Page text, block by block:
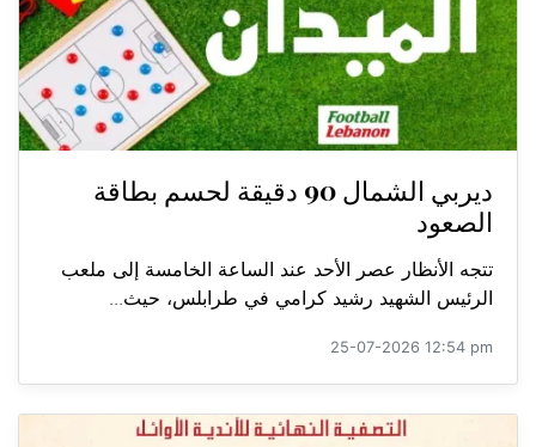
ديربي الشمال 90 دقيقة لحسم بطاقة
الصعود
تتجه الأنظار عصر الأحد عند الساعة الخامسة إلى ملعب
الرئيس الشهيد رشيد كرامي في طرابلس، حيث...
25-07-2026 12:54 pm